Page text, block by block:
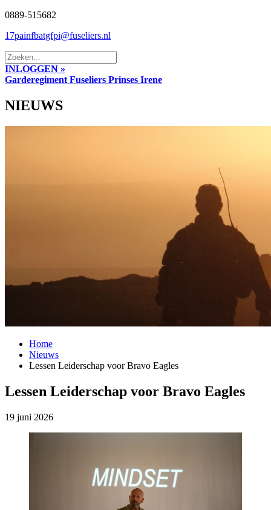
0889-515682
17painfbatgfpi@fuseliers.nl
INLOGGEN »
Garderegiment Fuseliers Prinses Irene
NIEUWS
Home
Nieuws
Lessen Leiderschap voor Bravo Eagles
Lessen Leiderschap voor Bravo Eagles
19 juni 2026